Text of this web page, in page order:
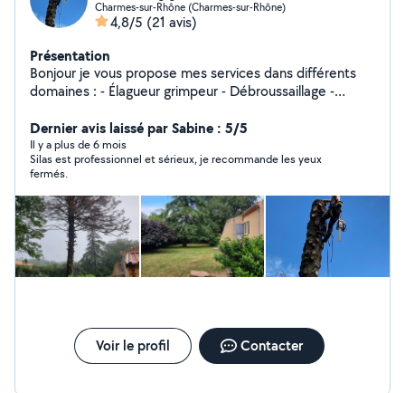
Charmes-sur-Rhône (Charmes-sur-Rhône)
4,8/5 (21 avis)
Présentation
Bonjour je vous propose mes services dans différents
domaines : - Élagueur grimpeur - Débroussaillage -
Entretien parc et jardin - Abattage Je suis élagueur
grimpeur de métier, je touche un peux à tout, j'effectue
tout types de travaux, je travaille toujours proprement,
est toujours de belle finitions, et le plus important
toujours en sécurité. Toutes demandes sera étudié.
Dernier avis laissé par Sabine : 5/5
Il y a plus de 6 mois
Silas est professionnel et sérieux, je recommande les yeux
fermés.
Voir le profil Contacter